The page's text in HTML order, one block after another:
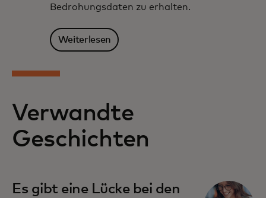
Bedrohungsdaten zu erhalten.
Weiterlesen
Verwandte
Geschichten
Es gibt eine Lücke bei den